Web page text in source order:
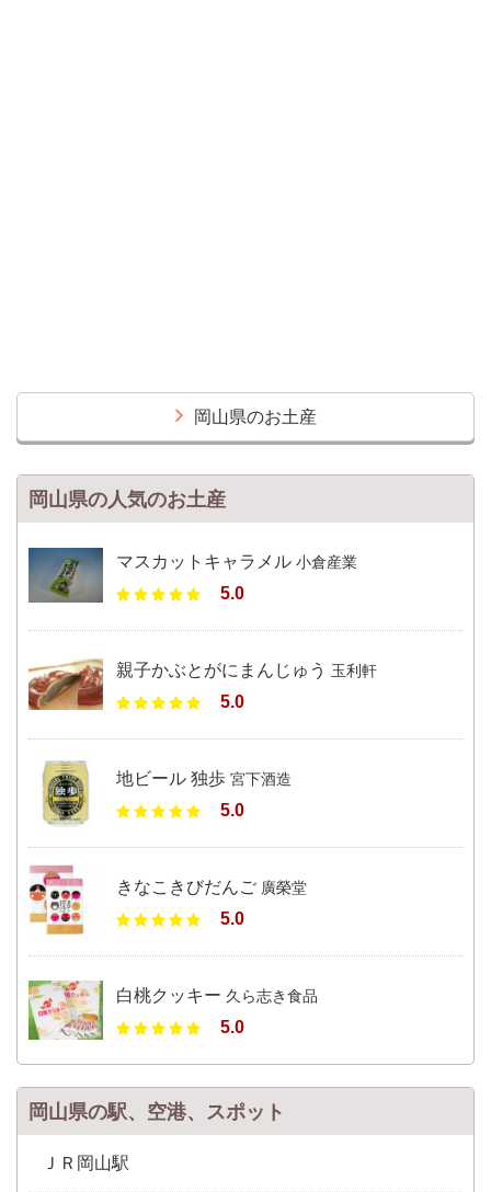
岡山県のお土産
岡山県の人気のお土産
マスカットキャラメル 小倉産業
5.0
親子かぶとがにまんじゅう 玉利軒
5.0
地ビール 独歩 宮下酒造
5.0
きなこきびだんご 廣榮堂
5.0
白桃クッキー 久ら志き食品
5.0
岡山県の駅、空港、スポット
ＪＲ岡山駅